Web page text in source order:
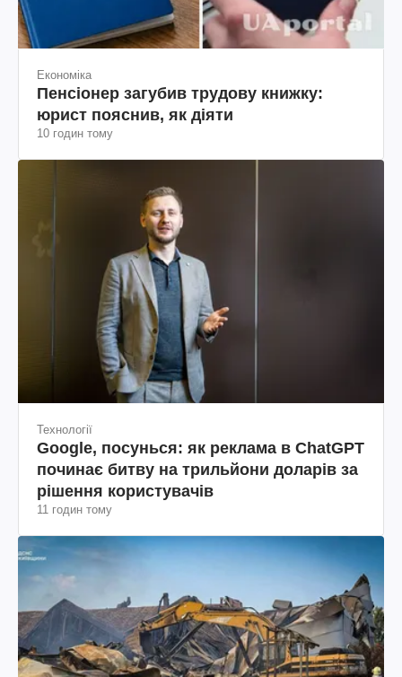
Економіка
Пенсіонер загубив трудову книжку:
юрист пояснив, як діяти
10 годин тому
Технології
Google, посунься: як реклама в ChatGPT
починає битву на трильйони доларів за
рішення користувачів
11 годин тому